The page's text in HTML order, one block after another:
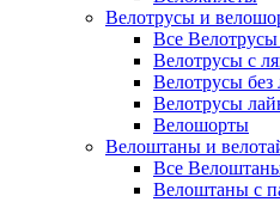
Велотрусы и
Все
Велотрусы с
Велотрусы без
Велотрусы
Велошорты
Велоштаны и
Все
Велоштаны с